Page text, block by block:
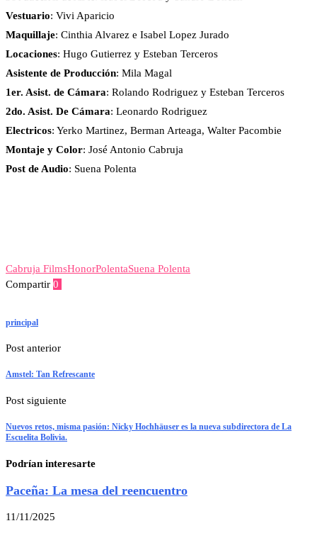
Vestuario: Vivi Aparicio
Maquillaje: Cinthia Alvarez e Isabel Lopez Jurado
Locaciones: Hugo Gutierrez y Esteban Terceros
Asistente de Producción: Mila Magal
1er. Asist. de Cámara: Rolando Rodriguez y Esteban Terceros
2do. Asist. De Cámara: Leonardo Rodriguez
Electricos: Yerko Martinez, Berman Arteaga, Walter Pacombie
Montaje y Color: José Antonio Cabruja
Post de Audio: Suena Polenta
Cabruja FilmsHonorPolentaSuena Polenta
Compartir 0
principal
Post anterior
Amstel: Tan Refrescante
Post siguiente
Nuevos retos, misma pasión: Nicky Hochhäuser es la nueva subdirectora de La
Escuelita Bolivia.
Podrían interesarte
Paceña: La mesa del reencuentro
11/11/2025